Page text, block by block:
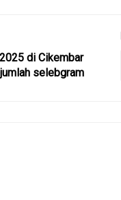
di Cikembar
selebgram